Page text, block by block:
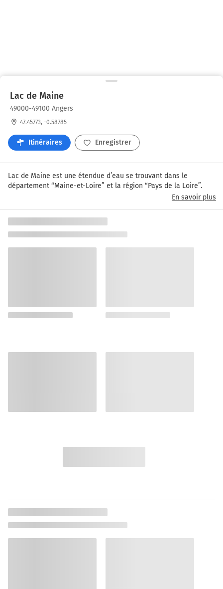
Lac de Maine
49000-49100 Angers
47.45773, -0.58785
Itinéraires Enregistrer
Lac de Maine est une étendue d’eau se trouvant dans le
département “Maine-et-Loire” et la région “Pays de la Loire”.
En savoir plus